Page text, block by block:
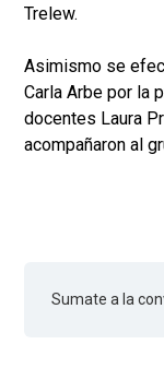
Trelew.
Asimismo se
Carla Arbe por la
docentes Laura
acompañaron al
Sumate a la